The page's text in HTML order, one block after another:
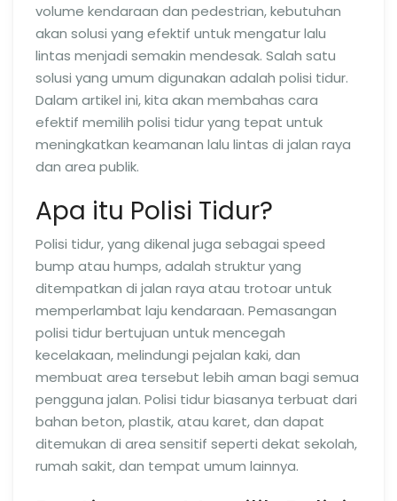
volume kendaraan dan pedestrian, kebutuhan
akan solusi yang efektif untuk mengatur lalu
lintas menjadi semakin mendesak. Salah satu
solusi yang umum digunakan adalah polisi tidur.
Dalam artikel ini, kita akan membahas cara
efektif memilih polisi tidur yang tepat untuk
meningkatkan keamanan lalu lintas di jalan raya
dan area publik.
Apa itu Polisi Tidur?
Polisi tidur, yang dikenal juga sebagai speed
bump atau humps, adalah struktur yang
ditempatkan di jalan raya atau trotoar untuk
memperlambat laju kendaraan. Pemasangan
polisi tidur bertujuan untuk mencegah
kecelakaan, melindungi pejalan kaki, dan
membuat area tersebut lebih aman bagi semua
pengguna jalan. Polisi tidur biasanya terbuat dari
bahan beton, plastik, atau karet, dan dapat
ditemukan di area sensitif seperti dekat sekolah,
rumah sakit, dan tempat umum lainnya.